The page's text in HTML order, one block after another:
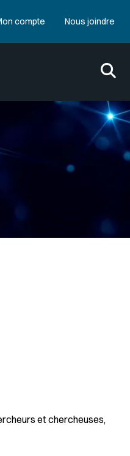
compte Nous joindre
et chercheuses,